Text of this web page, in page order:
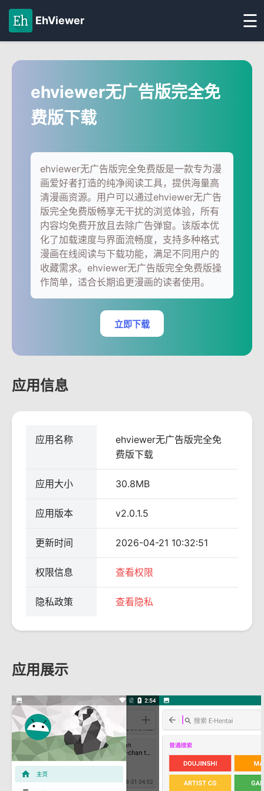
EhViewer ☰
ehviewer无广告版完全免
费版下载
ehviewer无广告版完全免费版是一款专为漫
画爱好者打造的纯净阅读工具，提供海量高
清漫画资源。用户可以通过ehviewer无广告
版完全免费版畅享无干扰的浏览体验，所有
内容均免费开放且去除广告弹窗。该版本优
化了加载速度与界面流畅度，支持多种格式
漫画在线阅读与下载功能，满足不同用户的
收藏需求。ehviewer无广告版完全免费版操
作简单，适合长期追更漫画的读者使用。
立即下载
应用信息
应用名称
ehviewer无广告版完全免
费版下载
应用大小 30.8MB
应用版本 v2.0.1.5
更新时间 2026-04-21 10:32:51
权限信息 查看权限
隐私政策 查看隐私
应用展示